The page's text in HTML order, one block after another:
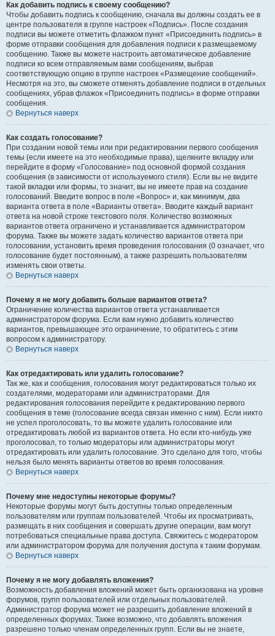
Как добавить подпись к своему сообщению?
Чтобы добавить подпись к сообщению, сначала вы должны создать ее в
центре пользователя в группе настроек «Подпись». После создания
подписи вы можете отметить флажком пункт «Присоединить подпись» в
форме отправки сообщения для добавления подписи к размещаемому
сообщению. Также вы можете настроить автоматическое добавление
подписи ко всем отправляемым вами сообщениям, выбрав
соответствующую опцию в группе настроек «Размещение сообщений».
Несмотря на это, вы сможете отменять добавление подписи в отдельных
сообщениях, убрав флажок «Присоединить подпись» в форме отправки
сообщения.
Вернуться наверх
Как создать голосование?
При создании новой темы или при редактировании первого сообщения
темы (если имеете на это необходимые права), щелкните вкладку или
перейдите в форму «Голосование» под основной формой создания
сообщения (в зависимости от используемого стиля). Если вы не видите
такой вкладки или формы, то значит, вы не имеете прав на создание
голосований. Введите вопрос в поле «Вопрос» и, как минимум, два
варианта ответа в поле «Варианты ответа». Вводите каждый вариант
ответа на новой строке текстового поля. Количество возможных
вариантов ответа ограничено и устанавливается администратором
форума. Также вы можете задать количество вариантов ответа при
голосовании, установить время проведения голосования (0 означает, что
голосование будет постоянным), а также разрешить пользователям
изменять свои ответы.
Вернуться наверх
Почему я не могу добавить больше вариантов ответа?
Ограничение количества вариантов ответа устанавливается
администратором форума. Если вам нужно добавить количество
вариантов, превышающее это ограничение, то обратитесь с этим
вопросом к администратору.
Вернуться наверх
Как отредактировать или удалить голосование?
Так же, как и сообщения, голосования могут редактироваться только их
создателями, модераторами или администраторами. Для
редактирования голосования перейдите к редактированию первого
сообщения в теме (голосование всегда связан именно с ним). Если никто
не успел проголосовать, то вы можете удалить голосование или
отредактировать любой из вариантов ответа. Но если кто-нибудь уже
проголосовал, то только модераторы или администраторы могут
отредактировать или удалить голосование. Это сделано для того, чтобы
нельзя было менять варианты ответов во время голосования.
Вернуться наверх
Почему мне недоступны некоторые форумы?
Некоторые форумы могут быть доступны только определенным
пользователям или группам пользователей. Чтобы их просматривать,
размещать в них сообщения и совершать другие операции, вам могут
потребоваться специальные права доступа. Свяжитесь с модератором
или администратором форума для получения доступа к таким форумам.
Вернуться наверх
Почему я не могу добавлять вложения?
Возможность добавления вложений может быть организована на уровне
форумов, групп пользователей или отдельных пользователей.
Администратор форума может не разрешить добавление вложений в
определенных форумах. Также возможно, что добавлять вложения
разрешено только членам определенных групп. Если вы не знаете,